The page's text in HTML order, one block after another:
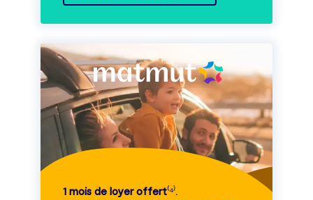
1 mois de loyer offert⁽⁴⁾.